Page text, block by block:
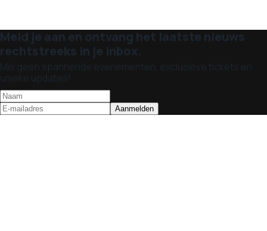
Meld je aan en ontvang het laatste nieuws
rechtstreeks in je inbox.
Mis geen spannende evenementen, exclusieve tickets en
unieke updates!